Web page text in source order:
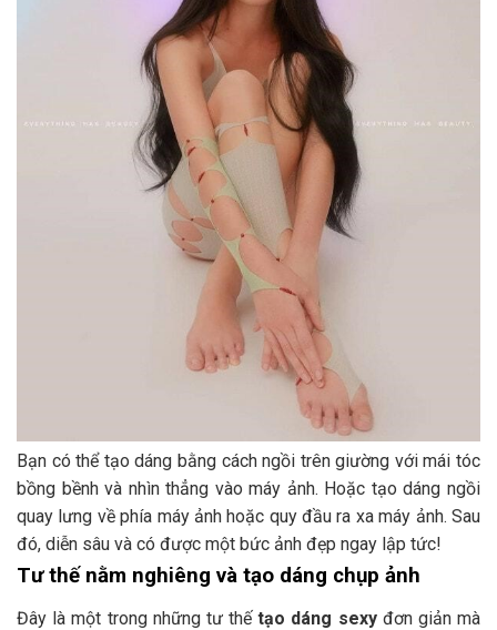
Bạn có thể tạo dáng bằng cách ngồi trên giường với mái tóc
bồng bềnh và nhìn thẳng vào máy ảnh. Hoặc tạo dáng ngồi
quay lưng về phía máy ảnh hoặc quy đầu ra xa máy ảnh. Sau
đó, diễn sâu và có được một bức ảnh đẹp ngay lập tức!
Tư thế nằm nghiêng và tạo dáng chụp ảnh
Đây là một trong những tư thếtạo dáng sexyđơn giản mà